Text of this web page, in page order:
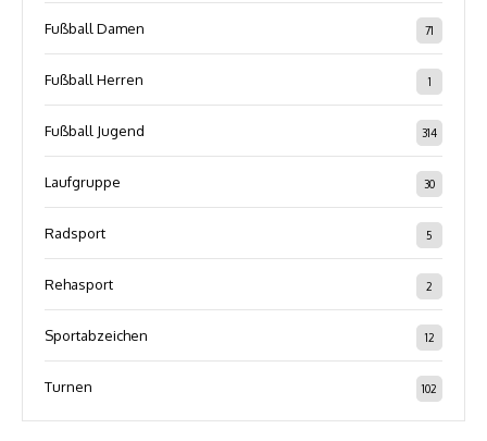
Fußball Damen 71
Fußball Herren 1
Fußball Jugend 314
Laufgruppe 30
Radsport 5
Rehasport 2
Sportabzeichen 12
Turnen 102